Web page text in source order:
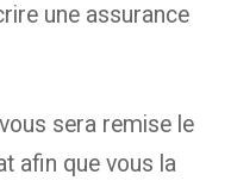
une assurance
sera remise le
afin que vous la